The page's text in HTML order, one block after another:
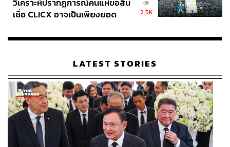
วิเคราะห์ปรากฏการณ์คนแห่ขอสิน
เชื่อ CLICX อาจเป็นเพียงยอด
เรือนไทยที่ถูกซุกไว้
2.5K
LATEST STORIES